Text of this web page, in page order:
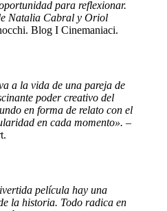
para reflexionar.
Natalia Cabral y Oriol
Blog I Cinemaniaci.
a la vida de una pareja de
poder creativo del
en forma de relato con el
en cada momento». –
película hay una
la historia. Todo radica en